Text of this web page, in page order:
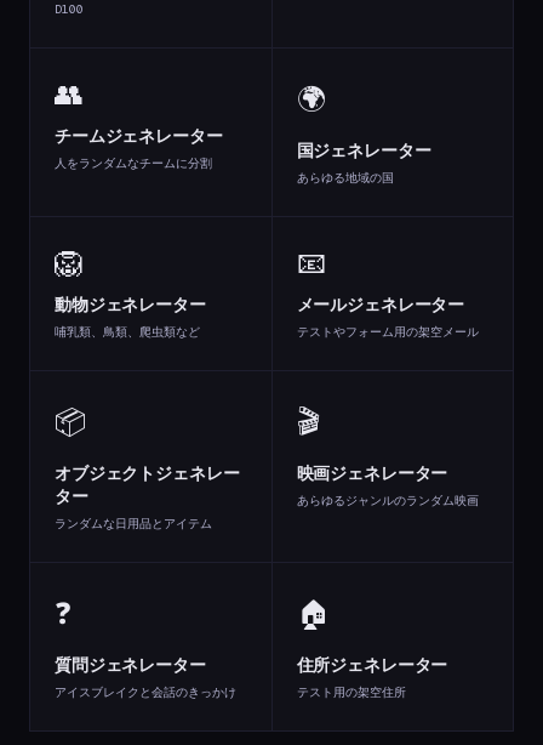
D100
👥
チームジェネレーター
人をランダムなチームに分割
🌍
国ジェネレーター
あらゆる地域の国
🦁
動物ジェネレーター
哺乳類、鳥類、爬虫類など
📧
メールジェネレーター
テストやフォーム用の架空メール
📦
オブジェクトジェネレー
ター
ランダムな日用品とアイテム
🎬
映画ジェネレーター
あらゆるジャンルのランダム映画
❓
質問ジェネレーター
アイスブレイクと会話のきっかけ
🏠
住所ジェネレーター
テスト用の架空住所